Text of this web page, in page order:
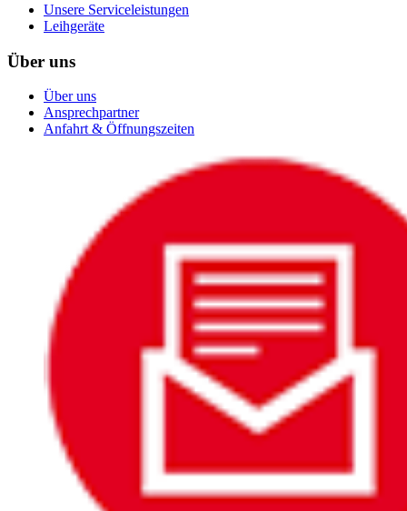
Unsere Serviceleistungen
Leihgeräte
Über uns
Über uns
Ansprechpartner
Anfahrt & Öffnungszeiten